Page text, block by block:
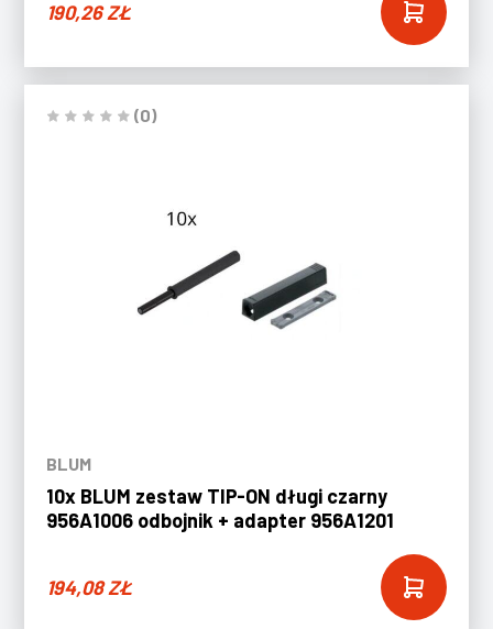
190,26ZŁ
(0)
BLUM
10x BLUM zestaw TIP-ON długi czarny
956A1006 odbojnik + adapter 956A1201
194,08ZŁ